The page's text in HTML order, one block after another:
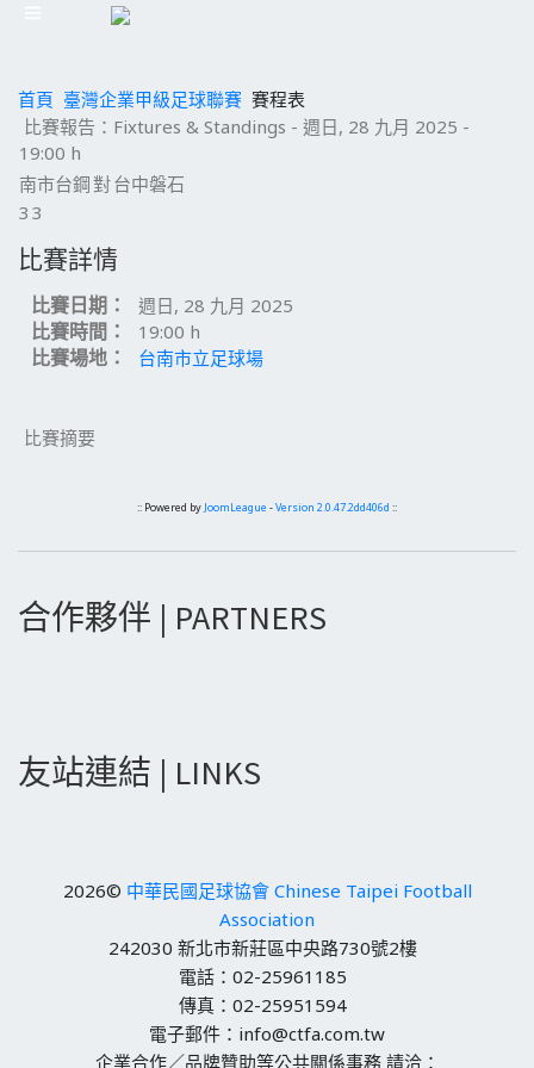
首頁 臺灣企業甲級足球聯賽 賽程表
比賽報告：Fixtures & Standings - 週日, 28 九月 2025 -
19:00 h
南市台鋼對台中磐石
3 3
比賽詳情
比賽日期： 週日, 28 九月 2025
比賽時間： 19:00 h
比賽場地： 台南市立足球場
比賽摘要
:: Powered by JoomLeague -Version 2.0.47.2dd406d ::
合作夥伴 | PARTNERS
友站連結 | LINKS
2026© 中華民國足球協會 Chinese Taipei Football
Association
242030 新北市新莊區中央路730號2樓
電話：02-25961185
傳真：02-25951594
電子郵件：info@ctfa.com.tw
企業合作／品牌贊助等公共關係事務 請洽：